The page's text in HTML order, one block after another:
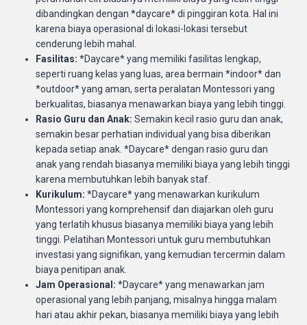
dibandingkan dengan *daycare* di pinggiran kota. Hal ini
karena biaya operasional di lokasi-lokasi tersebut
cenderung lebih mahal.
Fasilitas: *Daycare* yang memiliki fasilitas lengkap,
seperti ruang kelas yang luas, area bermain *indoor* dan
*outdoor* yang aman, serta peralatan Montessori yang
berkualitas, biasanya menawarkan biaya yang lebih tinggi.
Rasio Guru dan Anak: Semakin kecil rasio guru dan anak,
semakin besar perhatian individual yang bisa diberikan
kepada setiap anak. *Daycare* dengan rasio guru dan
anak yang rendah biasanya memiliki biaya yang lebih tinggi
karena membutuhkan lebih banyak staf.
Kurikulum: *Daycare* yang menawarkan kurikulum
Montessori yang komprehensif dan diajarkan oleh guru
yang terlatih khusus biasanya memiliki biaya yang lebih
tinggi. Pelatihan Montessori untuk guru membutuhkan
investasi yang signifikan, yang kemudian tercermin dalam
biaya penitipan anak.
Jam Operasional: *Daycare* yang menawarkan jam
operasional yang lebih panjang, misalnya hingga malam
hari atau akhir pekan, biasanya memiliki biaya yang lebih